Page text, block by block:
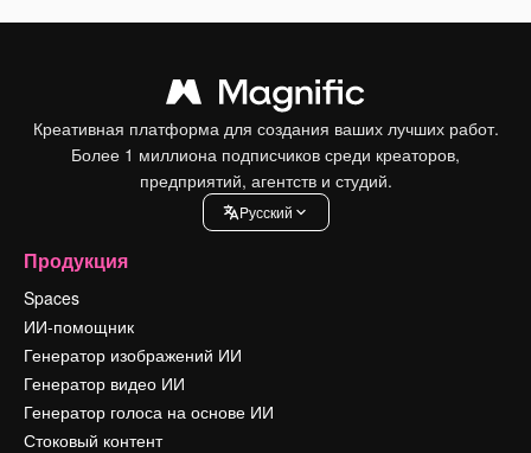
Креативная платформа для создания ваших лучших работ.
Более 1 миллиона подписчиков среди креаторов,
предприятий, агентств и студий.
Pусский
Продукция
Spaces
ИИ-помощник
Генератор изображений ИИ
Генератор видео ИИ
Генератор голоса на основе ИИ
Стоковый контент